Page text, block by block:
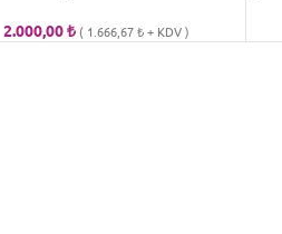
2.000,00₺ ( 1.666,67₺+ KDV )